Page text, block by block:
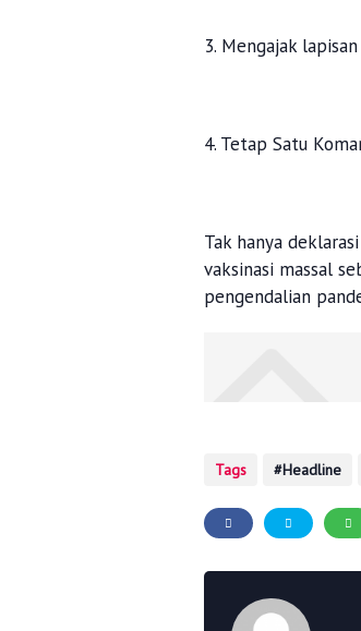
3. Mengajak
4. Tetap Satu
Tak hanya
vaksinasi massal
pengendalian
Tags Headline